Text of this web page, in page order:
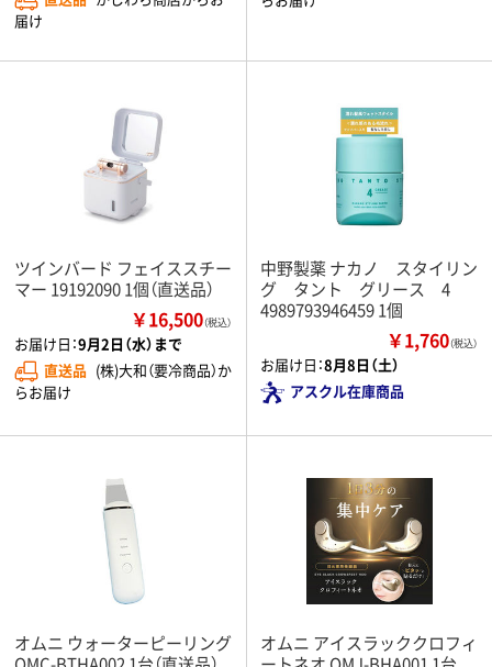
届け
ツインバード フェイススチー
マー 19192090 1個（直送品）
￥16,500（税込）
お届け日：9月2日（水）まで
直送品 (株)大和（要冷商品）か
らお届け
中野製薬 ナカノ スタイリン
グ タント グリース 4
4989793946459 1個
￥1,760（税込）
お届け日：8月8日（土）
アスクル在庫商品
オムニ ウォーターピーリング
オムニ アイスラッククロフィ